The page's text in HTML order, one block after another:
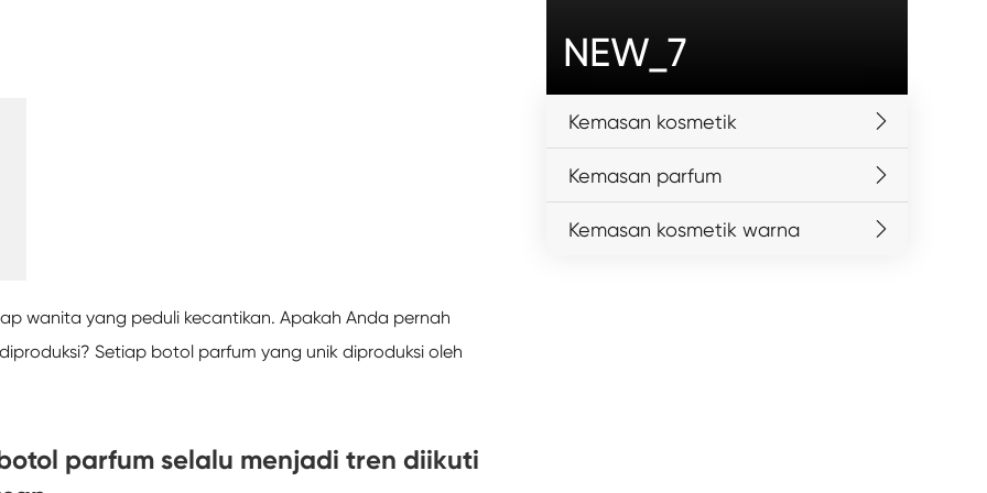
wanita yang peduli kecantikan. Apakah Anda pernah
Setiap botol parfum yang unik diproduksi oleh
parfum selalu menjadi tren diikuti
NEW_7
Kemasan kosmetik
Kemasan parfum
Kemasan kosmetik warna